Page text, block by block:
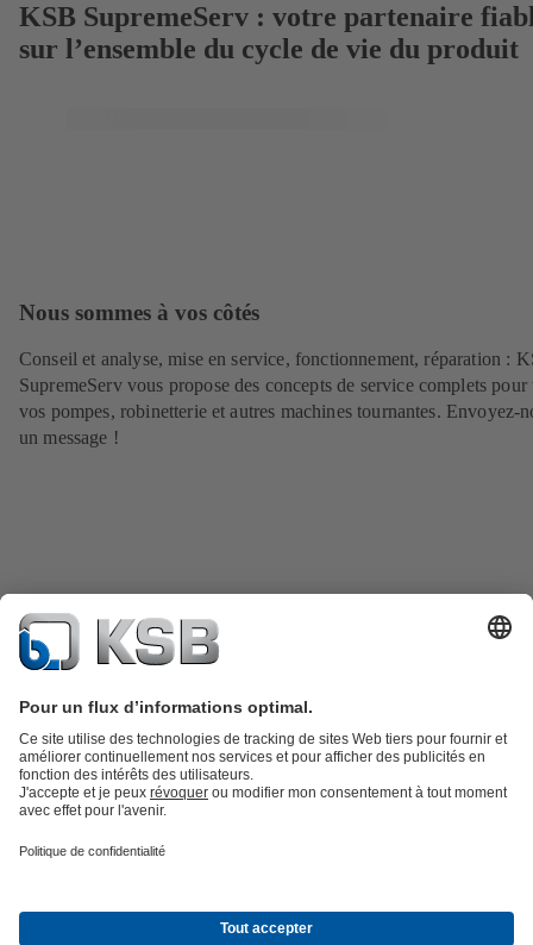
KSB SupremeServ : votre partenaire
sur l’ensemble du cycle de vie du produit
Nous sommes à vos côtés
Conseil et analyse, mise en service, fonctionnement, réparation :
SupremeServ vous propose des concepts de service complets pour
vos pompes, robinetterie et autres machines tournantes. Envoyez-
un message !
Catalogue produitsKSB SupremeServ : Pièces de rechange
Opportunités de carrière chez KSB